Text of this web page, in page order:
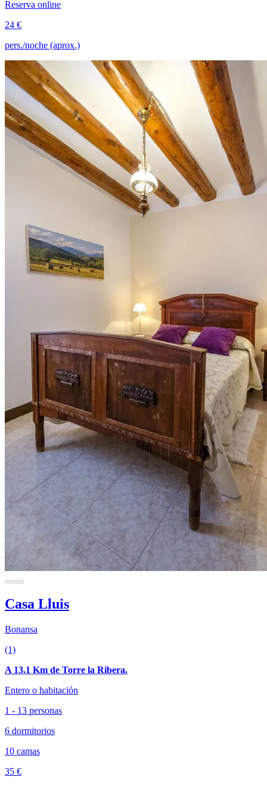
Reserva online
24 €
pers./noche (aprox.)
Casa Lluis
Bonansa
(1)
A 13.1 Km de Torre la Ribera.
Entero o habitación
1 - 13 personas
6 dormitorios
10 camas
35 €